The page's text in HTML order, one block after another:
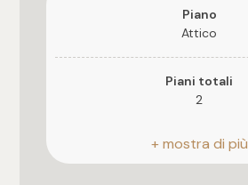
Piano
Attico
Piani totali
2
Riscaldamento
Autonomo
opzioni
Giardino